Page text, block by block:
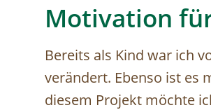
Motivation
Bereits als Kind war ich
verändert. Ebenso ist es
diesem Projekt möchte